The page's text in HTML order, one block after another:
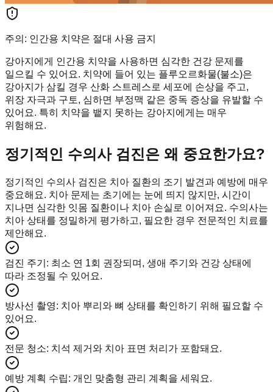
주의: 인간용 치약은 절대 사용 금지
강아지에게 인간용 치약을 사용하면 심각한 건강 문제를
일으킬 수 있어요. 치약에 들어 있는 플루오르화물(불소)은
강아지가 삼킬 경우 산화 스트레스로 세포에 손상을 주고,
위장 자극과 구토, 심하면 부정맥 같은 중독 증상을 유발할 수
있어요. 특히 치약을 뱉지 못하는 강아지에게는 매우
위험해요.
정기적인 수의사 검진은 왜 중요한가요?
정기적인 수의사 검진은 치아 질환의 조기 발견과 예방에 매우
중요해요. 치아 문제는 초기에는 눈에 띄지 않지만, 시간이
지나면 심각한 잇몸 질환이나 치아 손실로 이어져요. 수의사는
치아 상태를 정밀하게 평가하고, 필요한 경우 전문적인 치료를
제안해요.
검진 주기 : 최소 연 1회 권장되며, 생애 주기와 건강 상태에
따라 조정될 수 있어요.
방사선 촬영: 치아 뿌리와 뼈 상태를 확인하기 위해 필요할 수
있어요.
전문 청소: 치석 제거와 치아 표면 처리가 포함돼요.
예방 계획 수립: 개인 맞춤형 관리 계획을 세워요.